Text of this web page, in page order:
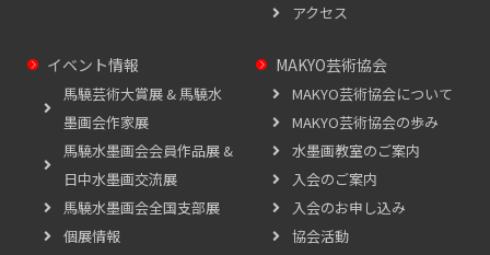
アクセス
イベント情報
馬驍芸術大賞展 & 馬驍水
墨画会作家展
馬驍水墨画会会員作品展 &
日中水墨画交流展
馬驍水墨画会全国支部展
個展情報
MAKYO芸術協会
MAKYO芸術協会について
MAKYO芸術協会の歩み
水墨画教室のご案内
入会のご案内
入会のお申し込み
協会活動